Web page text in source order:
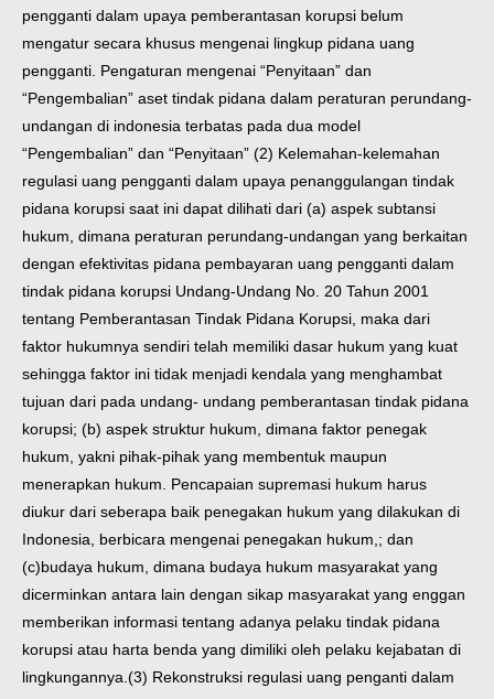
pengganti dalam upaya pemberantasan korupsi belum
mengatur secara khusus mengenai lingkup pidana uang
pengganti. Pengaturan mengenai “Penyitaan” dan
“Pengembalian” aset tindak pidana dalam peraturan perundang-
undangan di indonesia terbatas pada dua model
“Pengembalian” dan “Penyitaan” (2) Kelemahan-kelemahan
regulasi uang pengganti dalam upaya penanggulangan tindak
pidana korupsi saat ini dapat dilihati dari (a) aspek subtansi
hukum, dimana peraturan perundang-undangan yang berkaitan
dengan efektivitas pidana pembayaran uang pengganti dalam
tindak pidana korupsi Undang-Undang No. 20 Tahun 2001
tentang Pemberantasan Tindak Pidana Korupsi, maka dari
faktor hukumnya sendiri telah memiliki dasar hukum yang kuat
sehingga faktor ini tidak menjadi kendala yang menghambat
tujuan dari pada undang- undang pemberantasan tindak pidana
korupsi; (b) aspek struktur hukum, dimana faktor penegak
hukum, yakni pihak-pihak yang membentuk maupun
menerapkan hukum. Pencapaian supremasi hukum harus
diukur dari seberapa baik penegakan hukum yang dilakukan di
Indonesia, berbicara mengenai penegakan hukum,; dan
(c)budaya hukum, dimana budaya hukum masyarakat yang
dicerminkan antara lain dengan sikap masyarakat yang enggan
memberikan informasi tentang adanya pelaku tindak pidana
korupsi atau harta benda yang dimiliki oleh pelaku kejabatan di
lingkungannya.(3) Rekonstruksi regulasi uang penganti dalam